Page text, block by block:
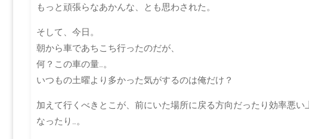
もっと頑張らなあかんな、とも思わされた。
そして、今日。
朝から車であちこち行ったのだが、
何？この車の量…。
いつもの土曜より多かった気がするのは俺だけ？
加えて行くべきとこが、前にいた場所に戻る方向だったり効率悪
なったり…。